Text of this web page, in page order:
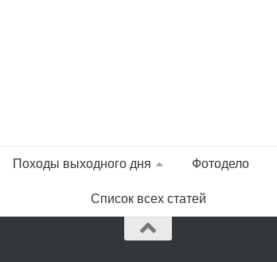
Походы выходного дня Фотодело
Список всех статей